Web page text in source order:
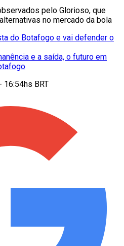
pelo Glorioso, que
no mercado da bola
do Botafogo e vai defender o
e a saída, o futuro em
BRT